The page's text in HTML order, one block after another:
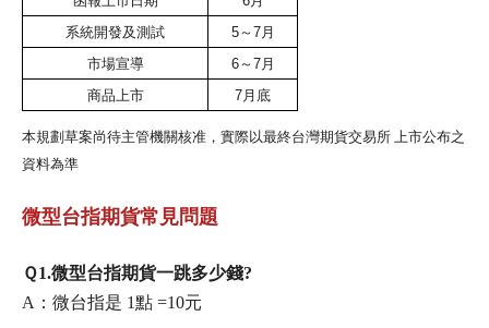
系統開發及測試
5～7月
市場宣導
6～7月
商品上市
7月底
本規劃草案尚待主管機關核准，實際以最終台灣期貨交易所 上市公布之
資料為準
微型台指期貨常見問題
Ｑ1.微型台指期貨一跳多少錢?
A：微台指是 1點 =10元